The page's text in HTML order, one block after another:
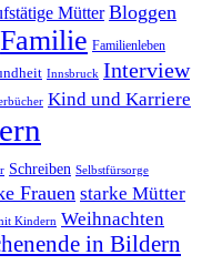
Mütter Bloggen
Familie Familienleben
Innsbruck Interview
Kind und Karriere
Schreiben Selbstfürsorge
Frauen starke Mütter
Kindern Weihnachten
in Bildern